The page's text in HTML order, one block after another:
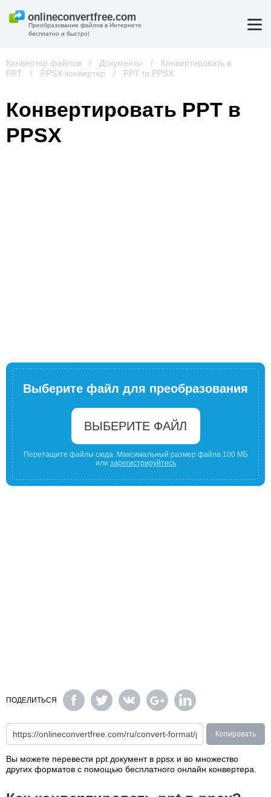
Преобразование файлов в Интернете
бесплатно и быстро!
Конвертер файлов / Документы /
Конвертировать в
PPT
/ PPSX конвертер / PPT to PPSX
Конвертировать PPT в
PPSX
Выберите файл для преобразования
ВЫБЕРИТЕ ФАЙЛ
Перетащите файлы сюда. Максимальный размер файла 100 МБ
или зарегистрируйтесь
ПОДЕЛИТЬСЯ
Копировать
Вы можете перевести ppt документ в ppsx и во множество
других форматов с помощью бесплатного онлайн конвертера.